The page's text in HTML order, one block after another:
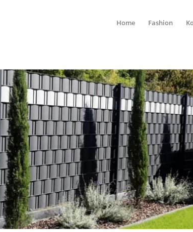
Home Fashion